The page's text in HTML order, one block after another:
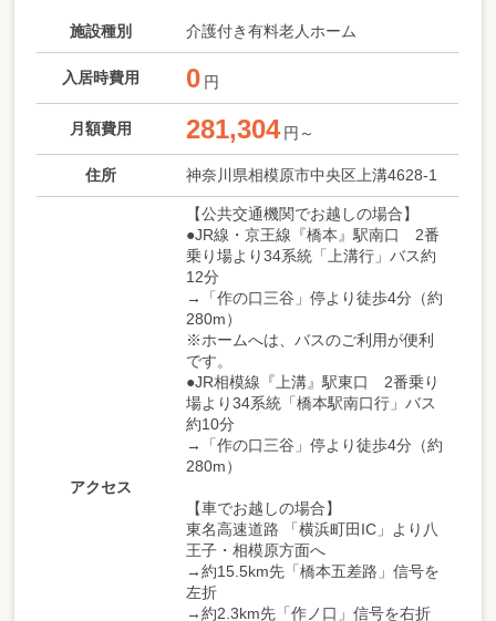
施設種別 介護付き有料老人ホーム
入居時費用 0 円
月額費用 281,304 円～
住所 神奈川県相模原市中央区上溝4628-1
アクセス
【公共交通機関でお越しの場合】
●JR線・京王線『橋本』駅南口 2番
乗り場より34系統「上溝行」バス約
12分
→「作の口三谷」停より徒歩4分（約
280m）
※ホームへは、バスのご利用が便利
です。
●JR相模線『上溝』駅東口 2番乗り
場より34系統「橋本駅南口行」バス
約10分
→「作の口三谷」停より徒歩4分（約
280m）
【車でお越しの場合】
東名高速道路 「横浜町田IC」より八
王子・相模原方面へ
→約15.5km先「橋本五差路」信号を
左折
→約2.3km先「作ノ口」信号を右折